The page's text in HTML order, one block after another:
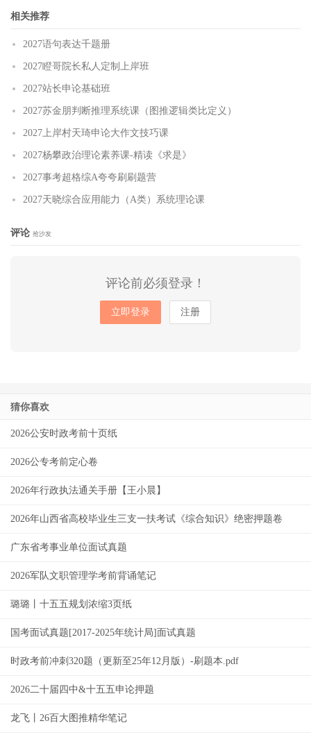
相关推荐
2027语句表达千题册
2027瞪哥院长私人定制上岸班
2027站长申论基础班
2027苏金朋判断推理系统课（图推逻辑类比定义）
2027上岸村天琦申论大作文技巧课
2027杨攀政治理论素养课-精读《求是》
2027事考超格综A夸夸刷刷题营
2027天晓综合应用能力（A类）系统理论课
评论 抢沙发
评论前必须登录！
立即登录 注册
猜你喜欢
2026公安时政考前十页纸
2026公专考前定心卷
2026年行政执法通关手册【王小晨】
2026年山西省高校毕业生三支一扶考试《综合知识》绝密押题卷
广东省考事业单位面试真题
2026军队文职管理学考前背诵笔记
璐璐丨十五五规划浓缩3页纸
国考面试真题[2017-2025年统计局]面试真题
时政考前冲刺320题（更新至25年12月版）-刷题本.pdf
2026二十届四中&十五五申论押题
龙飞丨26百大图推精华笔记